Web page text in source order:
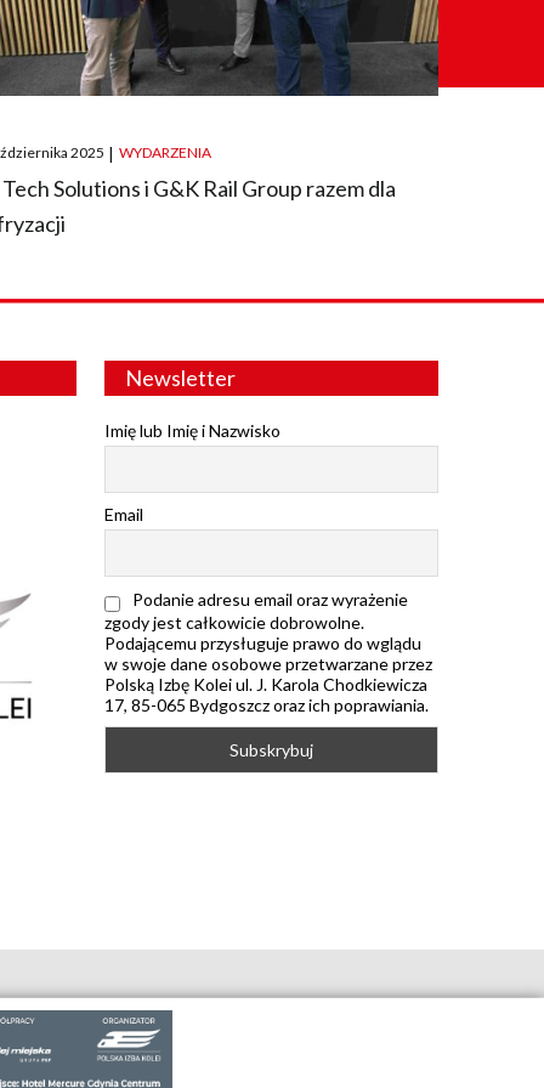
2025 | WYDARZENIA
Tech Solutions i G&K Rail Group razem dla
Newsletter
Imię lub Imię i Nazwisko
Email
Podanie adresu email oraz wyrażenie
zgody jest całkowicie dobrowolne.
Podającemu przysługuje prawo do wglądu
w swoje dane osobowe przetwarzane przez
Polską Izbę Kolei ul. J. Karola Chodkiewicza
17, 85-065 Bydgoszcz oraz ich poprawiania.